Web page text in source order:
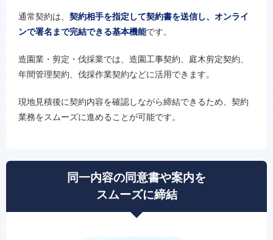
通常契約は、 契約相手を指定して契約書を送信し、オンライ
ンで署名まで完結できる基本機能です。
造園業・剪定・伐採業では、造園工事契約、庭木剪定契約、
年間管理契約、伐採作業契約などに活用できます。
現地見積後に契約内容を確認しながら締結できるため、契約
業務をスムーズに進めることが可能です。
同一内容の同意書や案内を
スムーズに締結